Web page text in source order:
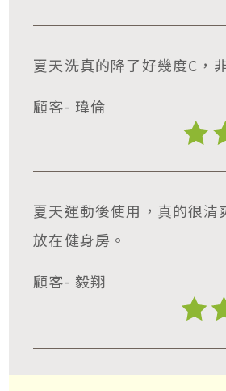
夏天洗真的降了好幾度C，
顧客- 瑋倫
夏天運動後使用，真的很清
放在健身房。
顧客- 毅翔